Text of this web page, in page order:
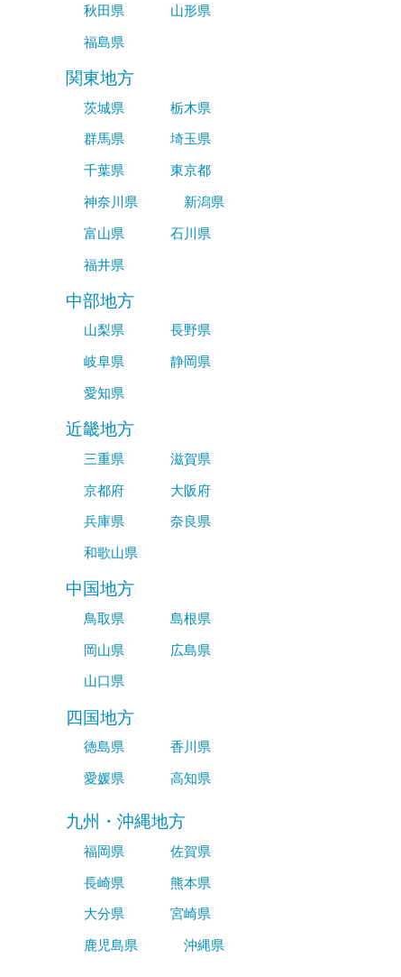
秋田県
山形県
福島県
関東地方
茨城県
栃木県
群馬県
埼玉県
千葉県
東京都
神奈川県
新潟県
富山県
石川県
福井県
中部地方
山梨県
長野県
岐阜県
静岡県
愛知県
近畿地方
三重県
滋賀県
京都府
大阪府
兵庫県
奈良県
和歌山県
中国地方
鳥取県
島根県
岡山県
広島県
山口県
四国地方
徳島県
香川県
愛媛県
高知県
九州・沖縄地方
福岡県
佐賀県
長崎県
熊本県
大分県
宮崎県
鹿児島県
沖縄県